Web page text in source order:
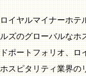
ロイヤルマイナーホテ
ルズのグローバルなホ
ドポートフォリオ、ロ
ホスピタリティ業界の